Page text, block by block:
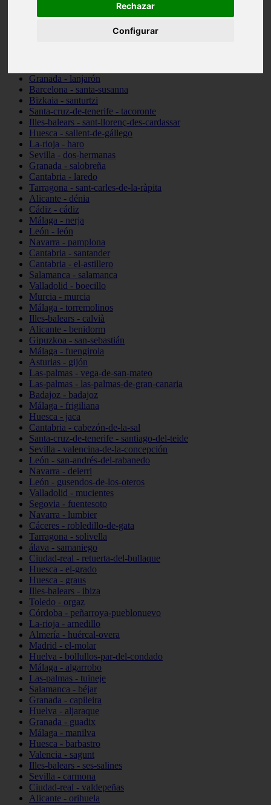
Rechazar
Configurar
Granada - lanjarón
Barcelona - santa-susanna
Bizkaia - santurtzi
Santa-cruz-de-tenerife - tacoronte
Illes-balears - sant-llorenç-des-cardassar
Huesca - sallent-de-gállego
La-rioja - haro
Sevilla - dos-hermanas
Granada - salobreña
Cantabria - laredo
Tarragona - sant-carles-de-la-ràpita
Alicante - dénia
Cádiz - cádiz
Málaga - nerja
León - león
Navarra - pamplona
Cantabria - santander
Cantabria - el-astillero
Salamanca - salamanca
Valladolid - boecillo
Murcia - murcia
Málaga - torremolinos
Illes-balears - calvià
Alicante - benidorm
Gipuzkoa - san-sebastián
Málaga - fuengirola
Asturias - gijón
Las-palmas - vega-de-san-mateo
Las-palmas - las-palmas-de-gran-canaria
Badajoz - badajoz
Málaga - frigiliana
Huesca - jaca
Cantabria - cabezón-de-la-sal
Santa-cruz-de-tenerife - santiago-del-teide
Sevilla - valencina-de-la-concepción
León - san-andrés-del-rabanedo
Navarra - deierri
León - gusendos-de-los-oteros
Valladolid - mucientes
Segovia - fuentesoto
Navarra - lumbier
Cáceres - robledillo-de-gata
Tarragona - solivella
álava - samaniego
Ciudad-real - retuerta-del-bullaque
Huesca - el-grado
Huesca - graus
Illes-balears - ibiza
Toledo - orgaz
Córdoba - peñarroya-pueblonuevo
La-rioja - arnedillo
Almería - huércal-overa
Madrid - el-molar
Huelva - bollullos-par-del-condado
Málaga - algarrobo
Las-palmas - tuineje
Salamanca - béjar
Granada - capileira
Huelva - aljaraque
Granada - guadix
Málaga - manilva
Huesca - barbastro
Valencia - sagunt
Illes-balears - ses-salines
Sevilla - carmona
Ciudad-real - valdepeñas
Alicante - orihuela